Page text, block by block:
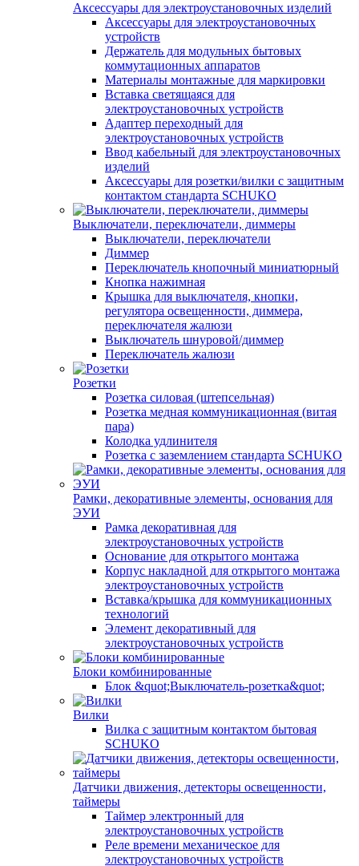
Аксессуары для электроустановочных изделий
Аксессуары для электроустановочных
устройств
Держатель для модульных бытовых
коммутационных аппаратов
Материалы монтажные для маркировки
Вставка светящаяся для
электроустановочных устройств
Адаптер переходный для
электроустановочных устройств
Ввод кабельный для электроустановочных
изделий
Аксессуары для розетки/вилки с защитным
контактом стандарта SCHUKO
Выключатели, переключатели, диммеры
Выключатели, переключатели
Диммер
Переключатель кнопочный миниатюрный
Кнопка нажимная
Крышка для выключателя, кнопки,
регулятора освещенности, диммера,
переключателя жалюзи
Выключатель шнуровой/диммер
Переключатель жалюзи
Розетки
Розетка силовая (штепсельная)
Розетка медная коммуникационная (витая
пара)
Колодка удлинителя
Розетка с заземлением стандарта SCHUKO
Рамки, декоративные элементы, основания для
ЭУИ
Рамка декоративная для
электроустановочных устройств
Основание для открытого монтажа
Корпус накладной для открытого монтажа
электроустановочных устройств
Вставка/крышка для коммуникационных
технологий
Элемент декоративный для
электроустановочных устройств
Блоки комбинированные
Блок &quot;Выключатель-розетка&quot;
Вилки
Вилка с защитным контактом бытовая
SCHUKO
Датчики движения, детекторы освещенности,
таймеры
Таймер электронный для
электроустановочных устройств
Реле времени механическое для
электроустановочных устройств